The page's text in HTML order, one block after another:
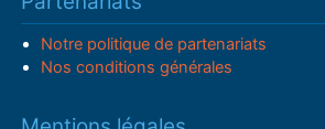
Notre politique de partenariats
Nos conditions générales